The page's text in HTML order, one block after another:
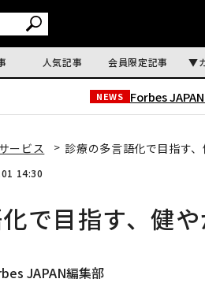
人気記事 会員限定記事
NEWS Forbes
サービス 診療の多言語化で目指す
14:30
で目指す、健
JAPAN編集部